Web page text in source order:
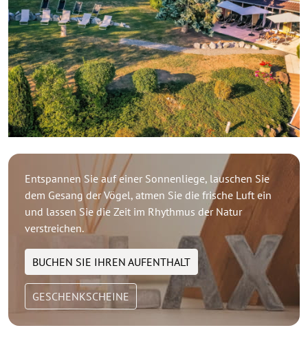
Entspannen Sie auf einer Sonnenliege, lauschen Sie
dem Gesang der Vögel, atmen Sie die frische Luft ein
und lassen Sie die Zeit im Rhythmus der Natur
verstreichen.
BUCHEN SIE IHREN AUFENTHALT
GESCHENKSCHEINE